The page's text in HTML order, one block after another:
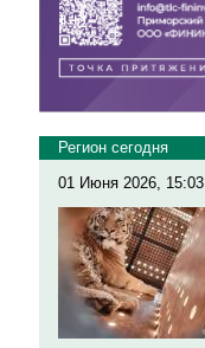
Регион сегодня
01 Июня 2026, 15:03